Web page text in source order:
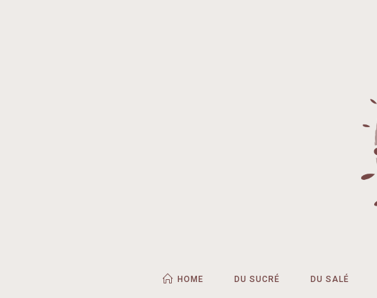
HOME DU SUCRÉ DU SALÉ